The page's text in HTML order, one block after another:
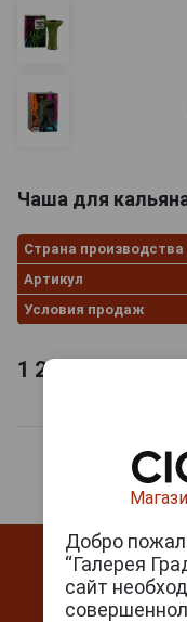
Чаша для
Страна производства
Артикул
Условия продаж
1 235
Добро
“Галерея
сайт